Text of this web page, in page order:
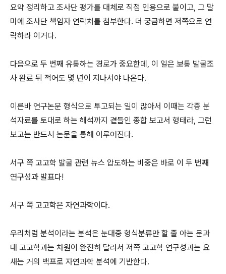
요약 정리하고 조사단 평가를 대체로 직접 인용으로 붙이고, 그 말
미에 조사단 책임자 연락처를 첨부한다. 더 궁금하면 저쪽으로 연
락하라 이거다.
다음으로 두 번째 유통하는 경로가 중요한데, 이 일은 보통 발굴조
사 완료 뒤 적어도 몇 년이 지나서야 나온다.
이른바 연구논문 형식으로 투고되는 일이 많아서 이때는 각종 분
석자료를 토대로 하는 해석까지 곁들인 종합 보고서 형태라, 그런
보고는 반드시 논문을 통해 이루어진다.
서구 쪽 고고학 발굴 관련 뉴스 압도하는 비중은 바로 이 두 번째
연구성과 발표다!
서구 쪽 고고학은 자연과학이다.
우리처럼 분석이라는 분석은 눈대중 형식분류만 할 줄 아는 문과
대 고고학과는 차원이 완전히 달라서 저쪽 고고학 연구성과는 요
새는 거의 백프로 자연과학 분석에 기반한다.